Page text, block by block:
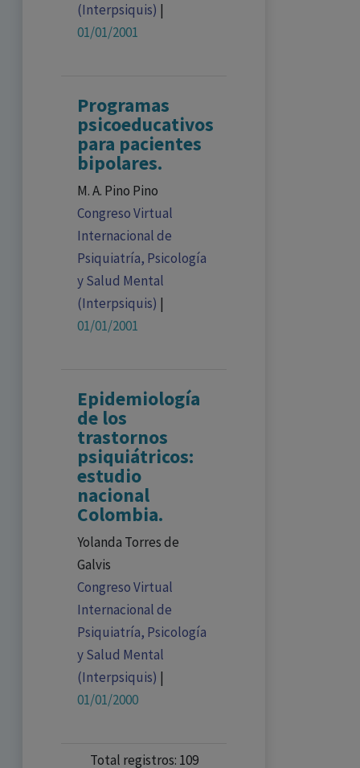
(Interpsiquis) |
01/01/2001
Programas
psicoeducativos
para pacientes
bipolares.
M. A. Pino Pino
Congreso Virtual
Internacional de
Psiquiatría, Psicología
y Salud Mental
(Interpsiquis) |
01/01/2001
Epidemiología
de los
trastornos
psiquiátricos:
estudio
nacional
Colombia.
Yolanda Torres de
Galvis
Congreso Virtual
Internacional de
Psiquiatría, Psicología
y Salud Mental
(Interpsiquis) |
01/01/2000
Total registros: 109